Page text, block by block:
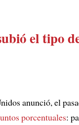
el tipo
anunció, el
porcentuales: